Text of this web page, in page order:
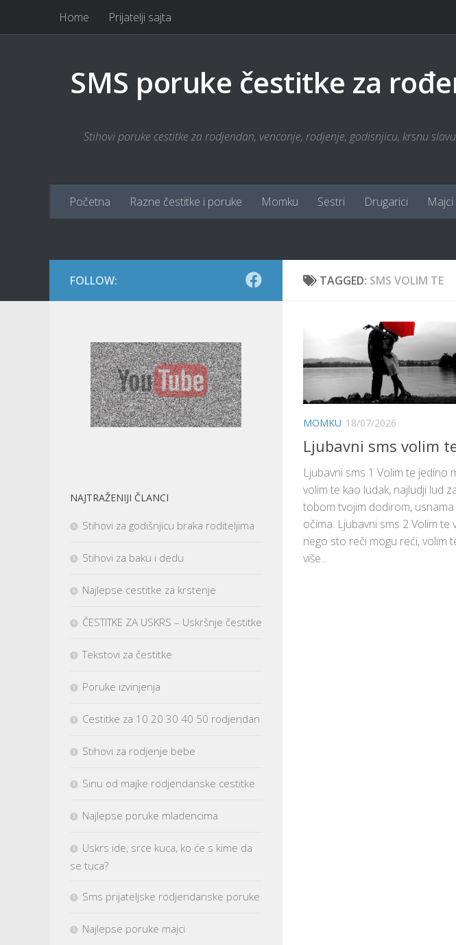
Skip to content
Home Prijatelji sajta
SMS poruke čestitke za
Stihovi poruke cestitke za rodjendan, vencanje, rodjenje, godisnjicu, krsnu
Početna Razne čestitke i poruke Momku Sestri Drugarici Majci
TAGGED: SMS VOLIM TE
MOMKU 18/07/2026
Ljubavni sms volim
Ljubavni sms 1 Volim te jedino
volim te kao ludak, najludji lud
tobom tvojim dodirom, usnama
očima. Ljubavni sms 2 Volim te
nego sto reči mogu reći, volim
više...
FOLLOW:
NAJTRAŽENIJI ČLANCI
Stihovi za godišnjicu braka roditeljima
Stihovi za baku i dedu
Najlepse cestitke za krstenje
ČESTITKE ZA USKRS – Uskršnje čestitke
Tekstovi za čestitke
Poruke izvinjenja
Cestitke za 10 20 30 40 50 rodjendan
Stihovi za rodjenje bebe
Sinu od majke rodjendanske cestitke
Najlepse poruke mladencima
Uskrs ide, srce kuca, ko će s kime da
se tuca?
Sms prijateljske rodjendanske poruke
Najlepse poruke majci